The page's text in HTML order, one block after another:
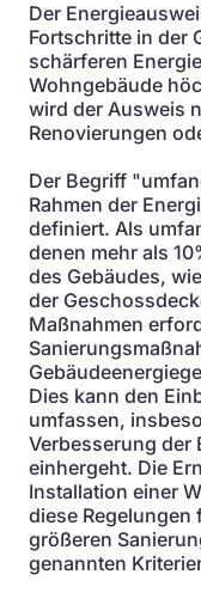
Der
Fortschritte in der
schärferen
Wohngebäude
wird der Ausweis
Renovierungen
Der Begriff
Rahmen der
definiert. Als
denen mehr als
des Gebäudes,
der
Maßnahmen
Dies kann den
umfassen,
Verbesserung der
einhergeht. Die
Installation einer
diese Regelungen
größeren
genannten